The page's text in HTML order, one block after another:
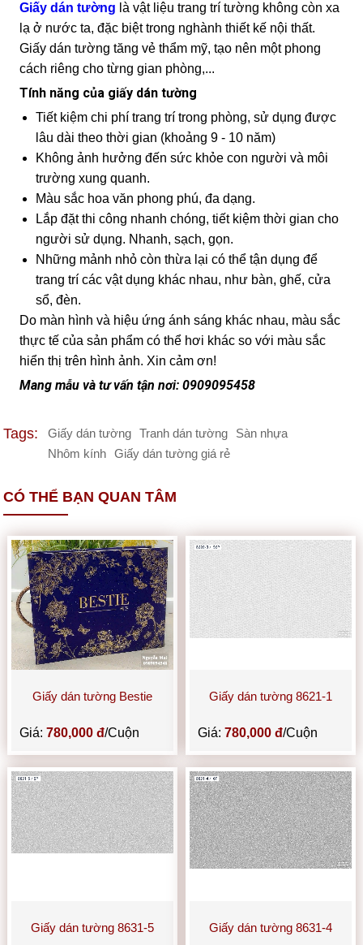
Giấy dán tường là vật liệu trang trí tường không còn xa
lạ ở nước ta, đặc biệt trong nghành thiết kế nội thất.
Giấy dán tường tăng vẻ thẩm mỹ, tạo nên một phong
cách riêng cho từng gian phòng,...
Tính năng của giấy dán tường
Tiết kiệm chi phí trang trí trong phòng, sử dụng được
lâu dài theo thời gian (khoảng 9 - 10 năm)
Không ảnh hưởng đến sức khỏe con người và môi
trường xung quanh.
Màu sắc hoa văn phong phú, đa dạng.
Lắp đặt thi công nhanh chóng, tiết kiệm thời gian cho
người sử dụng. Nhanh, sạch, gọn.
Những mảnh nhỏ còn thừa lại có thể tận dụng để
trang trí các vật dụng khác nhau, như bàn, ghế, cửa
sổ, đèn.
Do màn hình và hiệu ứng ánh sáng khác nhau, màu sắc
thực tế của sản phẩm có thể hơi khác so với màu sắc
hiển thị trên hình ảnh. Xin cảm ơn!
Mang mẫu và tư vấn tận nơi: 0909095458
Tags: Giấy dán tường Tranh dán tường
Sàn nhựa
Nhôm kính
Giấy dán tường giá rẻ
CÓ THỂ BẠN QUAN TÂM
Giấy dán tường Bestie
Giá:780,000 đ/Cuộn
Giấy dán tường 8621-1
Giá: 780,000 đ/Cuộn
Giấy dán tường 8631-5 Giấy dán tường 8631-4